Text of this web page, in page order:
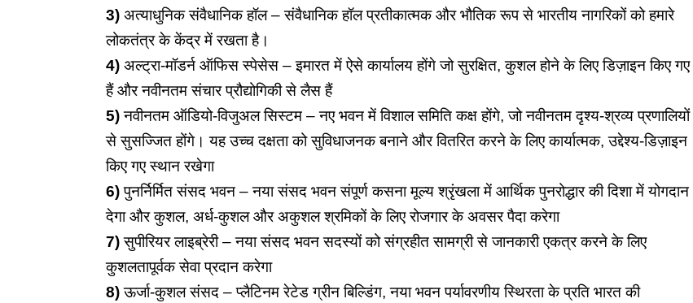
3) अत्याधुनिक संवैधानिक हॉल – संवैधानिक हॉल प्रतीकात्मक और भौतिक रूप से भारतीय नागरिकों को हमारे
लोकतंत्र के केंद्र में रखता है।
4) अल्ट्रा-मॉडर्न ऑफिस स्पेसेस – इमारत में ऐसे कार्यालय होंगे जो सुरक्षित, कुशल होने के लिए डिज़ाइन किए गए
हैं और नवीनतम संचार प्रौद्योगिकी से लैस हैं
5)नवीनतम ऑडियो-विजुअल सिस्टम – नए भवन में विशाल समिति कक्ष होंगे, जो नवीनतम दृश्य-श्रव्य प्रणालियों
से सुसज्जित होंगे। यह उच्च दक्षता को सुविधाजनक बनाने और वितरित करने के लिए कार्यात्मक, उद्देश्य-डिज़ाइन
किए गए स्थान रखेगा
6)पुनर्निर्मित संसद भवन – नया संसद भवन संपूर्ण कसना मूल्य श्रृंखला में आर्थिक पुनरोद्धार की दिशा में योगदान
देगा और कुशल, अर्ध-कुशल और अकुशल श्रमिकों के लिए रोजगार के अवसर पैदा करेगा
7)सुपीरियर लाइब्रेरी – नया संसद भवन सदस्यों को संग्रहीत सामग्री से जानकारी एकत्र करने के लिए
कुशलतापूर्वक सेवा प्रदान करेगा
8)ऊर्जा-कुशल संसद – प्लैटिनम रेटेड ग्रीन बिल्डिंग, नया भवन पर्यावरणीय स्थिरता के प्रति भारत की